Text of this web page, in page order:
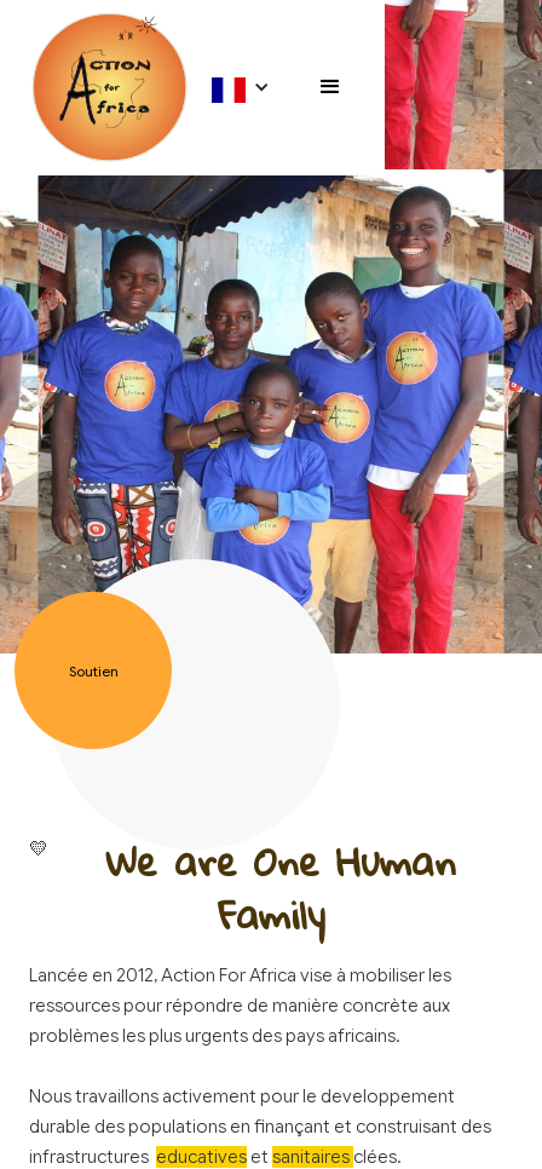
Soutien
We are One
💛 Human
Family
Lancée en 2012, Action For Africa vise à mobiliser les
ressources pour répondre de manière concrète aux
problèmes les plus urgents des pays africains.
Nous travaillons activement pour le developpement
durable des populations en finançant et construisant des
infrastructures educatives et sanitaires clées.